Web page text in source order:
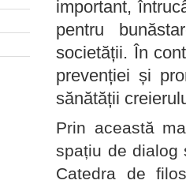
important,
pentru
societății. În
prevenției și
sănătății
Prin această
spațiu de dialog
Catedra de